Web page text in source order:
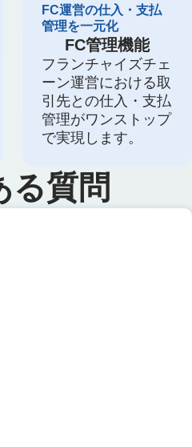
FC運営の仕入・支払
管理を一元化
FC管理機能
フランチャイズチェ
ーン運営における取
引先との仕入・支払
管理がワンストップ
で実現します。
る質問